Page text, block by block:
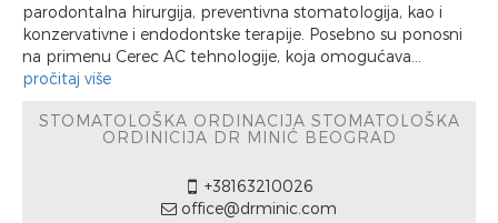
parodontalna hirurgija, preventivna stomatologija, kao i
konzervativne i endodontske terapije. Posebno su ponosni
na primenu Cerec AC tehnologije, koja omogućava...
pročitaj više
STOMATOLOŠKA ORDINACIJA STOMATOLOŠKA
ORDINICIJA DR MINIĆ BEOGRAD
+38163210026
office@drminic.com